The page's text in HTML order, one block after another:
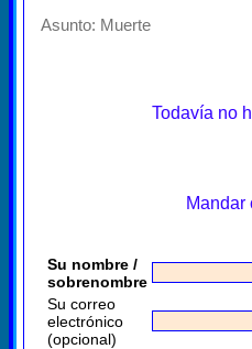
Asunto: Muerte
Todavía no
Mandar
Su nombre /
sobrenombre
Su correo
electrónico
(opcional)